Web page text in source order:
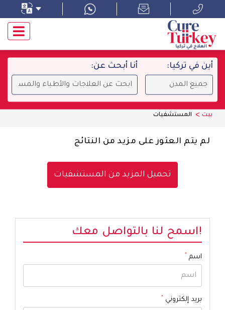
أين في تركيا: أنا أبحث عن:
بيت المستشفيات
لم يتم العثور على مزيد من النتائج
!اسمح لنا بالتواصل معك
اسم *
بريد إلكتروني *